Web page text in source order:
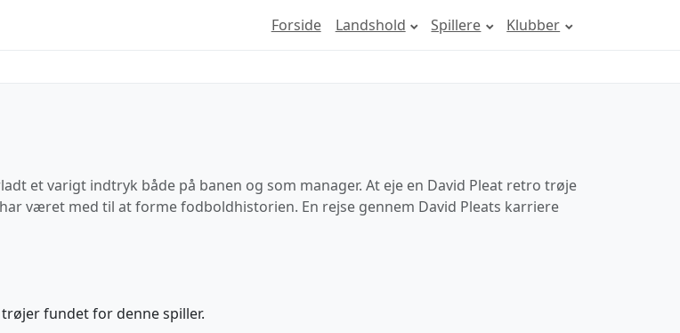
Forside Landshold Spillere Klubber
et varigt indtryk både på banen og som manager. At eje en David Pleat retro trøje
været med til at forme fodboldhistorien. En rejse gennem David Pleats karriere
fundet for denne spiller.